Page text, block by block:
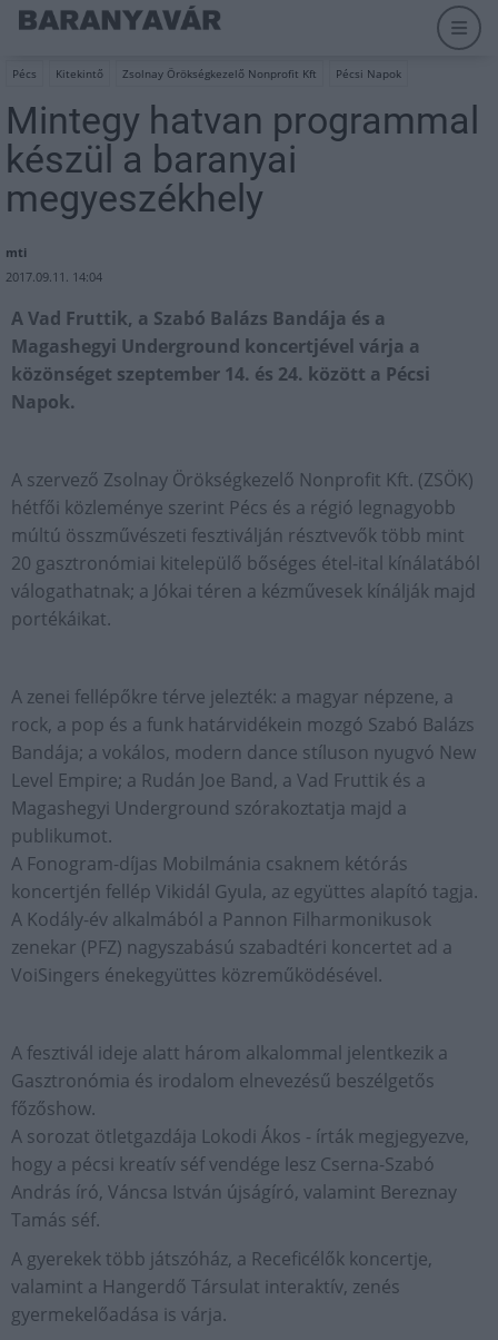
Pécs Kitekintő Zsolnay Örökségkezelő Nonprofit Kft Pécsi Napok
Mintegy hatvan programmal
készül a baranyai
megyeszékhely
mti
2017.09.11. 14:04
A Vad Fruttik, a Szabó Balázs Bandája és a
Magashegyi Underground koncertjével várja a
közönséget szeptember 14. és 24. között a Pécsi
Napok.
A szervező Zsolnay Örökségkezelő Nonprofit Kft. (ZSÖK)
hétfői közleménye szerint Pécs és a régió legnagyobb
múltú összművészeti fesztiválján résztvevők több mint
20 gasztronómiai kitelepülő bőséges étel-ital kínálatából
válogathatnak; a Jókai téren a kézművesek kínálják majd
portékáikat.
A zenei fellépőkre térve jelezték: a magyar népzene, a
rock, a pop és a funk határvidékein mozgó Szabó Balázs
Bandája; a vokálos, modern dance stíluson nyugvó New
Level Empire; a Rudán Joe Band, a Vad Fruttik és a
Magashegyi Underground szórakoztatja majd a
publikumot.
A Fonogram-díjas Mobilmánia csaknem kétórás
koncertjén fellép Vikidál Gyula, az együttes alapító tagja.
A Kodály-év alkalmából a Pannon Filharmonikusok
zenekar (PFZ) nagyszabású szabadtéri koncertet ad a
VoiSingers énekegyüttes közreműködésével.
A fesztivál ideje alatt három alkalommal jelentkezik a
Gasztronómia és irodalom elnevezésű beszélgetős
főzőshow.
A sorozat ötletgazdája Lokodi Ákos - írták megjegyezve,
hogy a pécsi kreatív séf vendége lesz Cserna-Szabó
András író, Váncsa István újságíró, valamint Bereznay
Tamás séf.
A gyerekek több játszóház, a Receficélők koncertje,
valamint a Hangerdő Társulat interaktív, zenés
gyermekelőadása is várja.